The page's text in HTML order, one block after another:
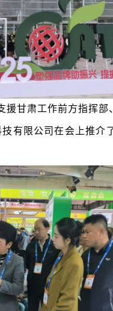
甘肃工作前方指挥
有限公司在会上推介